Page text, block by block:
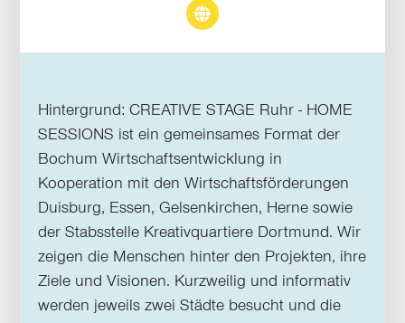
Hintergrund: CREATIVE STAGE Ruhr - HOME
SESSIONS ist ein gemeinsames Format der
Bochum Wirtschaftsentwicklung in
Kooperation mit den Wirtschaftsförderungen
Duisburg, Essen, Gelsenkirchen, Herne sowie
der Stabsstelle Kreativquartiere Dortmund. Wir
zeigen die Menschen hinter den Projekten, ihre
Ziele und Visionen. Kurzweilig und informativ
werden jeweils zwei Städte besucht und die